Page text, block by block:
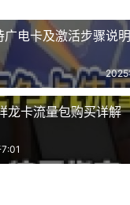
电卡及激活步骤说明
2025
龙卡流量包购买详解